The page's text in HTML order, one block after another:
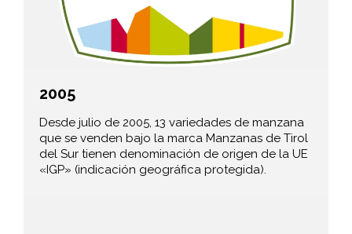
2005
Desde julio de 2005, 13 variedades de manzana
que se venden bajo la marca Manzanas de Tirol
del Sur tienen denominación de origen de la UE
«IGP» (indicación geográfica protegida).